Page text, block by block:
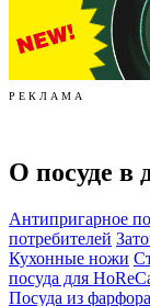
Р Е К Л А М А
О посуде в
Антипригарное
потребителей
Кухонные ножи
посуда для
Посуда из